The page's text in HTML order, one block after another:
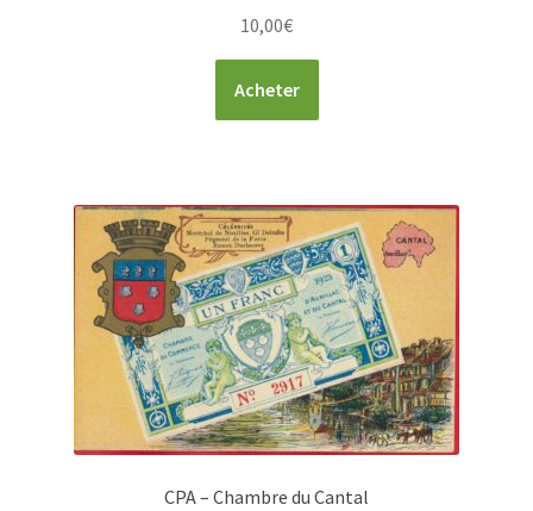
10,00€
Acheter
CPA – Chambre du Cantal